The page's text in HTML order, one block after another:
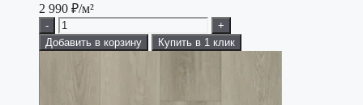
2 990 ₽/м²
-
+
Добавить в корзину
Купить в 1 клик